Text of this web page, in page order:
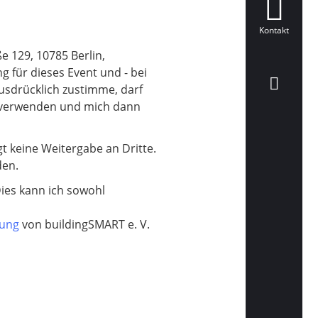
Kontakt
129, 10785 Berlin,
für dieses Event und - bei
zustimme, darf
und mich dann
keine Weitergabe an Dritte.
kann ich sowohl
von buildingSMART e. V.